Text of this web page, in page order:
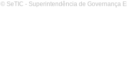
© SeTIC - Superintendência de Governança